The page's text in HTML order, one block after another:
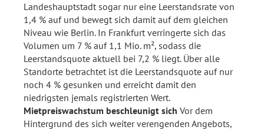
Landeshauptstadt sogar nur eine Leerstandsrate von
1,4 % auf und bewegt sich damit auf dem gleichen
Niveau wie Berlin. In Frankfurt verringerte sich das
Volumen um 7 % auf 1,1 Mio. m², sodass die
Leerstandsquote aktuell bei 7,2 % liegt. Über alle
Standorte betrachtet ist die Leerstandsquote auf nur
noch 4 % gesunken und erreicht damit den
niedrigsten jemals registrierten Wert.
Mietpreiswachstum beschleunigt sich Vor dem
Hintergrund des sich weiter verengenden Angebots,